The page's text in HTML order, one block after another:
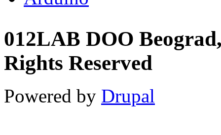
012LAB DOO
Rights Reserved
Powered by Drupal